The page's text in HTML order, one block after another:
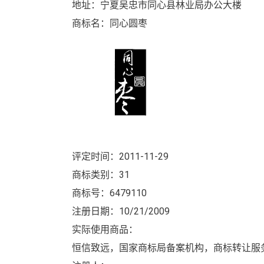
地址：宁夏吴忠市同心县林业局办公大楼
商标名：同心圆枣
评定时间：2011-11-29
商标类别：31
商标号：6479110
注册日期：10/21/2009
实际使用商品：
恒信致远，国家商标局备案机构，商标转让服